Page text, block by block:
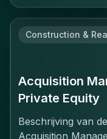
en realiseren van
volledige
transactie.
uitbouw van de
van de
analytische
Construction &
Acquisition
Private Equity
Beschrijving van
Acquisition